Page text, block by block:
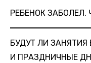
РЕБЕНОК ЗАБОЛЕЛ.
БУДУТ ЛИ ЗАНЯТИЯ
И ПРАЗДНИЧНЫЕ